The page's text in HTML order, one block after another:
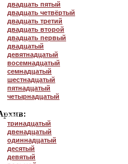
двадцать пятый
двадцать четвёртый
двадцать третий
двадцать второй
двадцать первый
двадцатый
девятнадцатый
восемнадцатый
семнадцатый
шестнадцатый
пятнадцатый
четырнадцатый
тринадцатый
двенадцатый
одиннадцатый
десятый
девятый